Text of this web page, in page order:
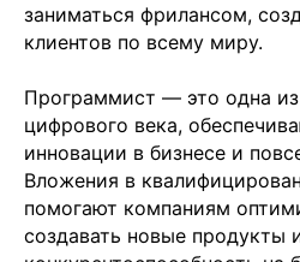
заниматься фрилансом,
клиентов по всему миру.
Программист — это одна
цифрового века,
инновации в бизнесе и
Вложения в
помогают компаниям
создавать новые продукты
Экспертиза
"Черри Тауэр" ул.
43
Кипр
Agios Georgios
Chavouzas, office 1-2
Limassol, Cyprus